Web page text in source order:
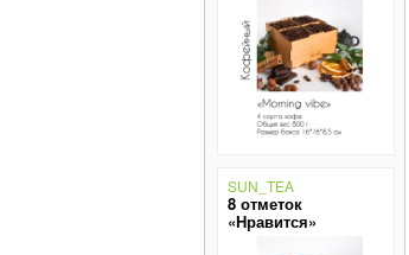
SUN_TEA
8 отметок
«Нравится»